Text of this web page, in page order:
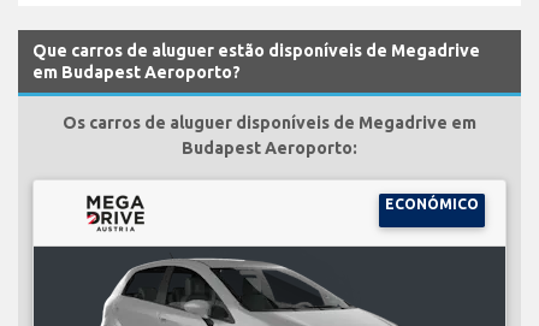
Que carros de aluguer estão disponíveis de Megadrive
em Budapest Aeroporto?
Os carros de aluguer disponíveis de Megadrive em
Budapest Aeroporto:
ECONÓMICO